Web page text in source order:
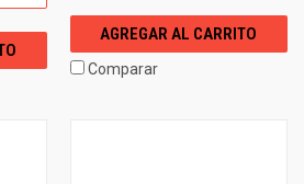
AGREGAR AL CARRITO
Comparar